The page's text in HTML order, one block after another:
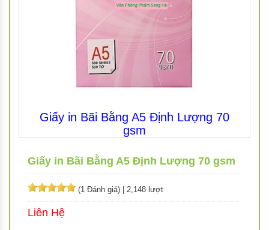
Giấy in Bãi Bằng A5 Định Lượng 70
gsm
Giấy in Bãi Bằng A5 Định Lượng 70 gsm
(1 Đánh giá) 2,148 lượt
Liên Hệ